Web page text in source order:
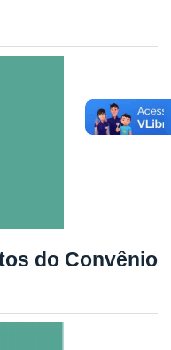
do Convênio